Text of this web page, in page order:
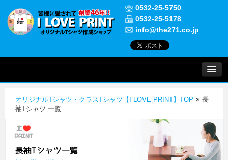
0532-25-5750
0532-25-5178
info@the271.co.jp
実績紹介
よくある質問
オリジナルTシャツ・クラスTシャツ【I LOVE PRINT】TOP
長
袖Tシャツ 一覧